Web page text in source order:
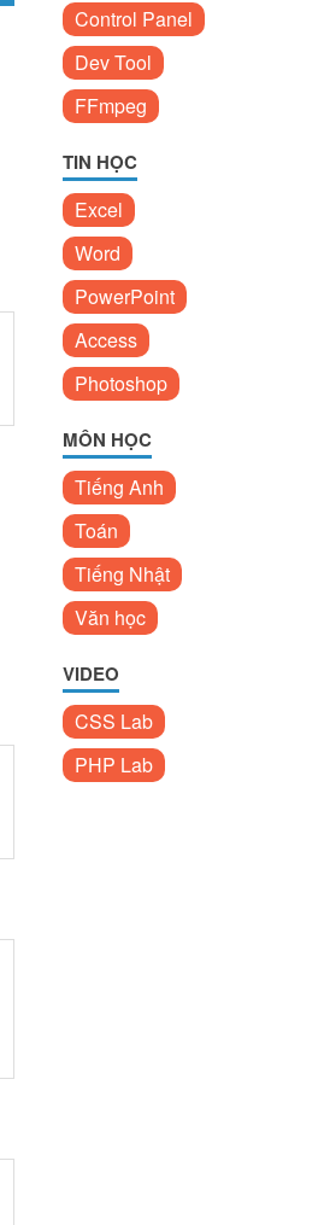
Control Panel
Dev Tool
FFmpeg
TIN HỌC
Excel
Word
PowerPoint
Access
Photoshop
MÔN HỌC
Tiếng Anh
Toán
Tiếng Nhật
Văn học
VIDEO
CSS Lab
PHP Lab